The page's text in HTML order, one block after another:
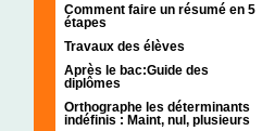
Comment faire un résumé en 5
étapes
Travaux des élèves
Après le bac:Guide des
diplômes
Orthographe les déterminants
indéfinis : Maint, nul, plusieurs